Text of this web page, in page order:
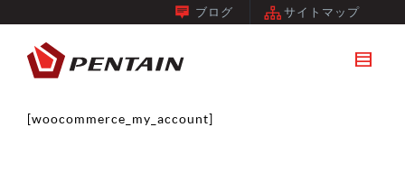
ブログ サイトマップ
[woocommerce_my_account]